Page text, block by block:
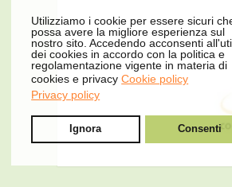
Utilizziamo i cookie per essere sicuri
possa avere la migliore esperienza sul
nostro sito. Accedendo acconsenti
dei cookies in accordo con la politica e
regolamentazione vigente in materia di
cookies e privacy Cookie policy
Privacy policy
Ignora Consenti